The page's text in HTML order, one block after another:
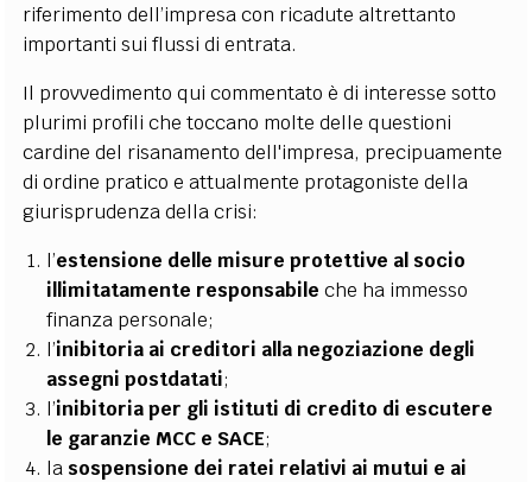
riferimento dell’impresa con ricadute altrettanto
importanti sui flussi di entrata.
Il provvedimento qui commentato è di interesse sotto
plurimi profili che toccano molte delle questioni
cardine del risanamento dell'impresa, precipuamente
di ordine pratico e attualmente protagoniste della
giurisprudenza della crisi:
l’estensione delle misure protettive al socio
illimitatamente responsabile che ha immesso
finanza personale;
l’inibitoria ai creditori alla negoziazione degli
assegni postdatati;
l’inibitoria per gli istituti di credito di escutere
le garanzie MCC e SACE;
la sospensione dei ratei relativi ai mutui e ai